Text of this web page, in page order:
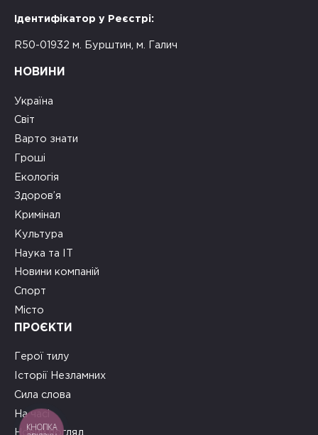
Ідентифікатор у Реєстрі:
R50-01932 м. Бурштин, м. Галич
НОВИНИ
Україна
Світ
Варто знати
Гроші
Екологія
Здоров’я
Кримінал
Культура
Наука та ІТ
Новини компаній
Спорт
Місто
ПРОЄКТИ
Герої тилу
Історії Незламних
Сила слова
На часі
Новий погляд
КНОПКА